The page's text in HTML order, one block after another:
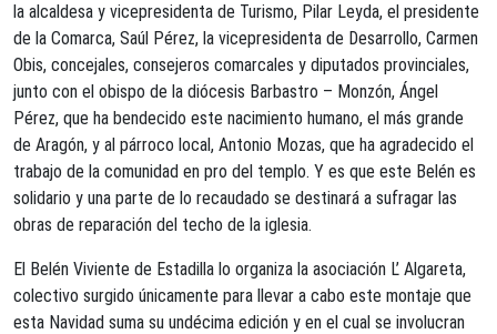
la alcaldesa y vicepresidenta de Turismo, Pilar Leyda, el presidente
de la Comarca, Saúl Pérez, la vicepresidenta de Desarrollo, Carmen
Obis, concejales, consejeros comarcales y diputados provinciales,
junto con el obispo de la diócesis Barbastro – Monzón, Ángel
Pérez, que ha bendecido este nacimiento humano, el más grande
de Aragón, y al párroco local, Antonio Mozas, que ha agradecido el
trabajo de la comunidad en pro del templo. Y es que este Belén es
solidario y una parte de lo recaudado se destinará a sufragar las
obras de reparación del techo de la iglesia.
El Belén Viviente de Estadilla lo organiza la asociación L’ Algareta,
colectivo surgido únicamente para llevar a cabo este montaje que
esta Navidad suma su undécima edición y en el cual se involucran